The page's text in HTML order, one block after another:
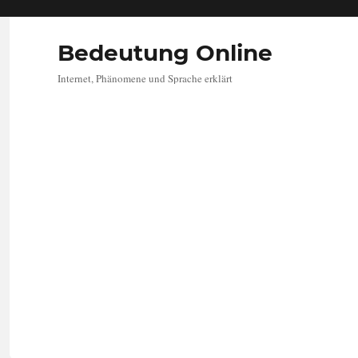
Bedeutung Online
Internet, Phänomene und Sprache erklärt